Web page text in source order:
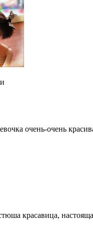
очень-очень
красавица,